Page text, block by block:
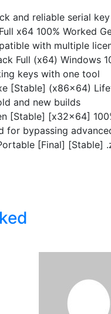
and reliable serial
x64 100% Worked
with multiple
Full (x64) Windows
keys with one tool
[Stable] (x86x64)
and new builds
[Stable] [x32x64]
for bypassing
[Final] [Stable]